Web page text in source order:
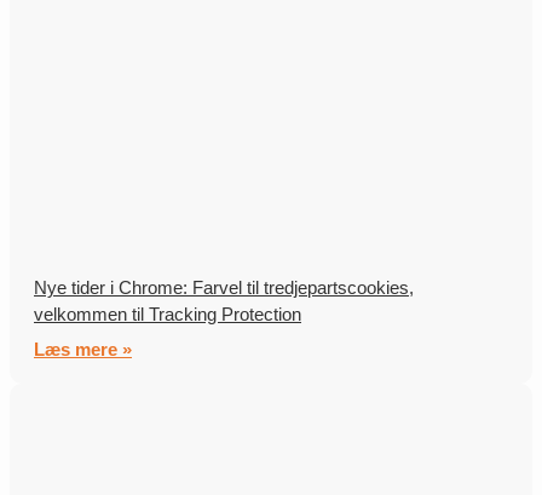
Nye tider i Chrome: Farvel til tredjepartscookies,
velkommen til Tracking Protection
Læs mere »